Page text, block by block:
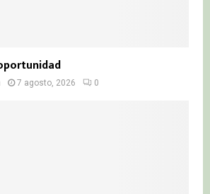
7 agosto, 2026 0